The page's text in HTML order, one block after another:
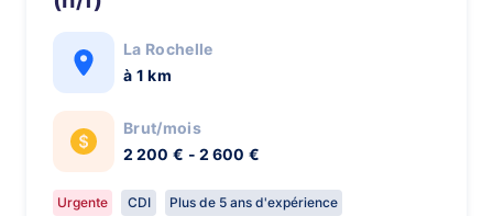
La Rochelle
à 1 km
Brut/mois
2 200 € - 2 600 €
Urgente CDI Plus de 5 ans d'expérience